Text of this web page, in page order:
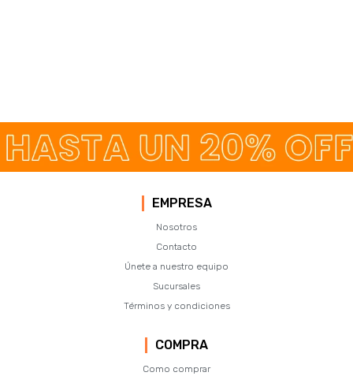
EMPRESA
Nosotros
Contacto
Únete a nuestro equipo
Sucursales
Términos y condiciones
COMPRA
Como comprar